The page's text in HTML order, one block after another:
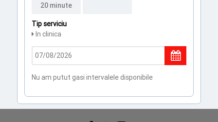
20 minute
Tip serviciu
In clinica
Nu am putut gasi intervalele disponibile